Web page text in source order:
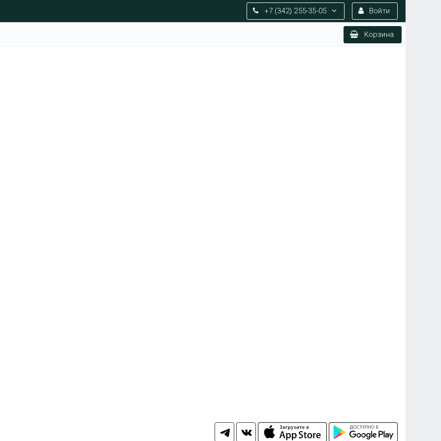
Войти
+7 (342) 255-35-05
Корзина